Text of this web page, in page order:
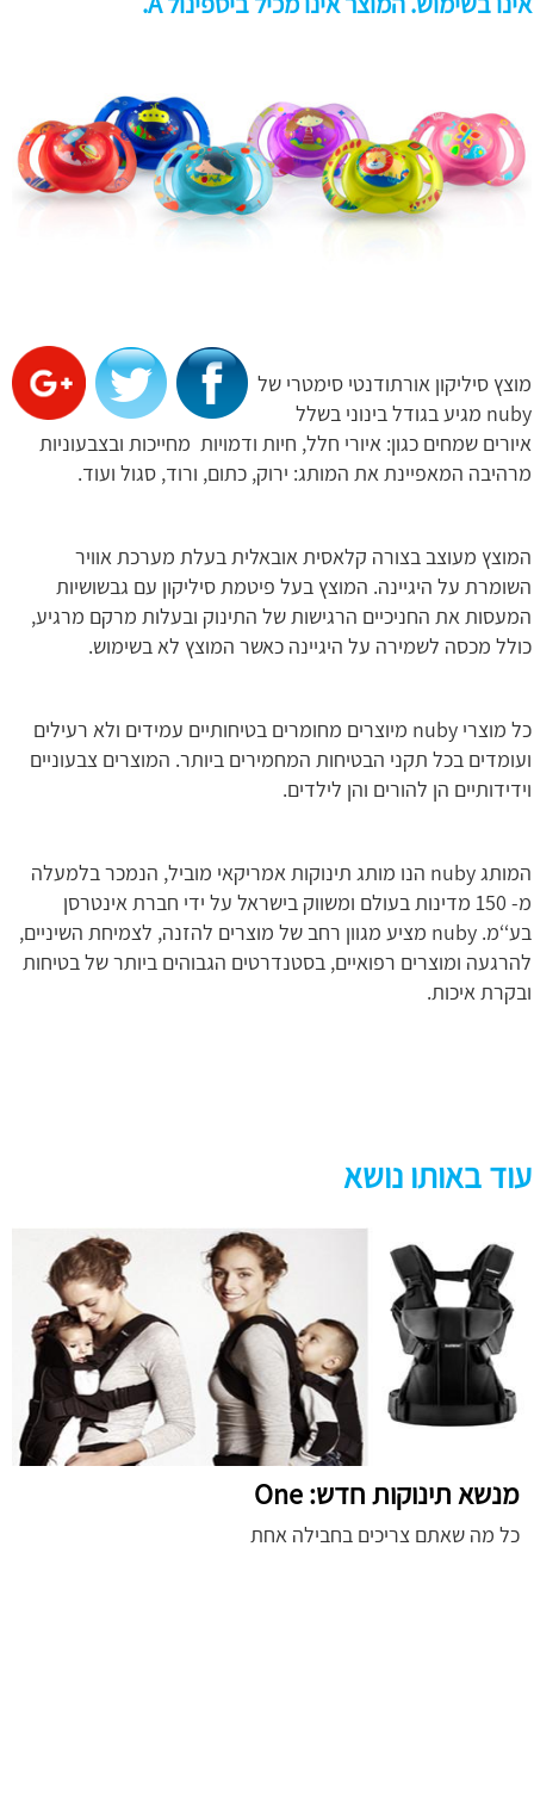
מוצץ סיליקון אורתודנטי סימטרי של
nuby מגיע בגודל בינוני בשלל
איורים שמחים כגון: איורי חלל, חיות ודמויות מחייכות ובצבעוניות
מרהיבה המאפיינת את המותג: ירוק, כתום, ורוד, סגול ועוד.
המוצץ מעוצב בצורה קלאסית אובאלית בעלת מערכת אוויר
השומרת על היגיינה. המוצץ בעל פיטמת סיליקון עם גבשושיות
המעסות את החניכיים הרגישות של התינוק ובעלות מרקם מרגיע,
כולל מכסה לשמירה על היגיינה כאשר המוצץ לא בשימוש.
כל מוצרי nuby מיוצרים מחומרים בטיחותיים עמידים ולא רעילים
ועומדים בכל תקני הבטיחות המחמירים ביותר. המוצרים צבעוניים
וידידותיים הן להורים והן לילדים.
המותג nuby הנו מותג תינוקות אמריקאי מוביל, הנמכר בלמעלה
מ- 150 מדינות בעולם ומשווק בישראל על ידי חברת אינטרסן
בע‘‘מ. nuby מציע מגוון רחב של מוצרים להזנה, לצמיחת השיניים,
להרגעה ומוצרים רפואיים, בסטנדרטים הגבוהים ביותר של בטיחות
ובקרת איכות.
עוד באותו נושא
מנשא תינוקות חדש: One
כל מה שאתם צריכים בחבילה אחת